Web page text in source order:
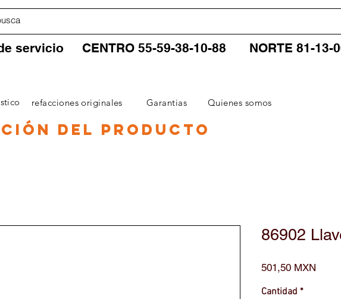
servicio CENTRO 55-59-38-10-88 NORTE 81-13-
refacciones originales Garantias Quienes somos
del producto
86902
501,50 MXN
Cantidad *